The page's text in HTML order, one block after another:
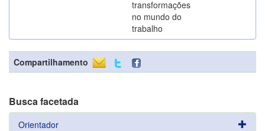
transformações
no mundo do
trabalho
Compartilhamento
Busca facetada
Orientador